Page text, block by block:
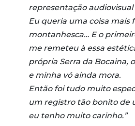
representação audiovisual
Eu queria uma coisa mais
montanhesca… E o
me remeteu à essa
própria Serra da Bocaina,
e minha vó ainda mora.
Então foi tudo muito
um registro tão bonito de
eu tenho muito carinho.”